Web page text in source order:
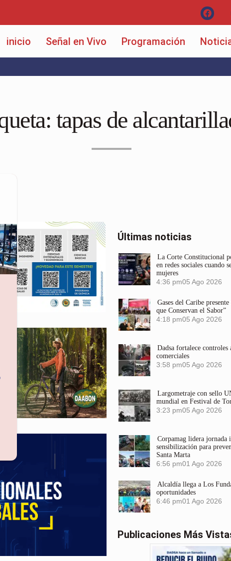
inicio Señal en Vivo Programación
tapas de
Últimas noticias
La Corte Constitucional
en redes sociales cuando
mujeres
4:36 pm05 Ago 2026
Gases del Caribe
que Conservan el Sabor”
4:18 pm05 Ago 2026
Dadsa fortalece controles
comerciales
3:58 pm05 Ago 2026
Largometraje con sello
mundial en Festival de
3:23 pm05 Ago 2026
Corpamag lidera
sensibilización para
Santa Marta
6:56 pm01 Ago 2026
Alcaldía llega a Los
oportunidades
6:46 pm01 Ago 2026
Publicaciones Más